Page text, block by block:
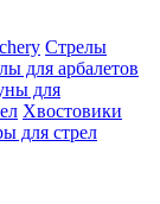
Стрелы
для арбалетов
для
Хвостовики
для стрел